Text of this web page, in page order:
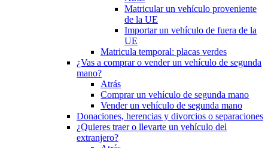
Matricular un vehículo proveniente
de la UE
Importar un vehículo de fuera de la
UE
Matricula temporal: placas verdes
¿Vas a comprar o vender un vehículo de segunda
mano?
Atrás
Comprar un vehículo de segunda mano
Vender un vehículo de segunda mano
Donaciones, herencias y divorcios o separaciones
¿Quieres traer o llevarte un vehículo del
extranjero?